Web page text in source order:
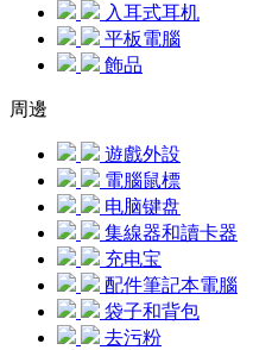
入耳式耳机
平板電腦
飾品
周邊
遊戲外設
電腦鼠標
电脑键盘
集線器和讀卡器
充电宝
配件筆記本電腦
袋子和背包
去污粉